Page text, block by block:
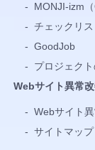
-
MONJI-izm
- チェックリス
- GoodJob
-
プロジェク
Webサイト異常
- Webサイト
- サイトマップ